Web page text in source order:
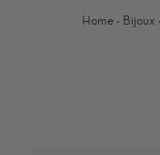
Home · Bijoux ·